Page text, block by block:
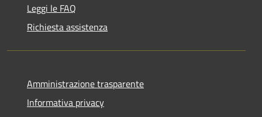
Leggi le FAQ
Richiesta assistenza
Amministrazione trasparente
Informativa privacy